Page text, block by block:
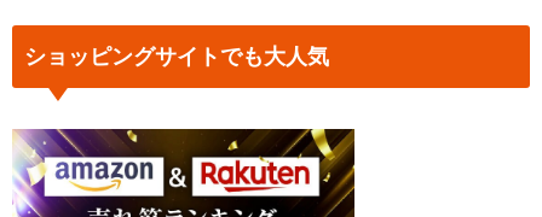
ショッピングサイトでも大人気